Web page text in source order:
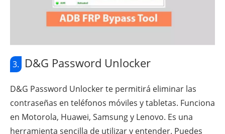
3. D&G Password Unlocker
D&G Password Unlocker te permitirá eliminar las
contraseñas en teléfonos móviles y tabletas. Funciona
en Motorola, Huawei, Samsung y Lenovo. Es una
herramienta sencilla de utilizar y entender. Puedes